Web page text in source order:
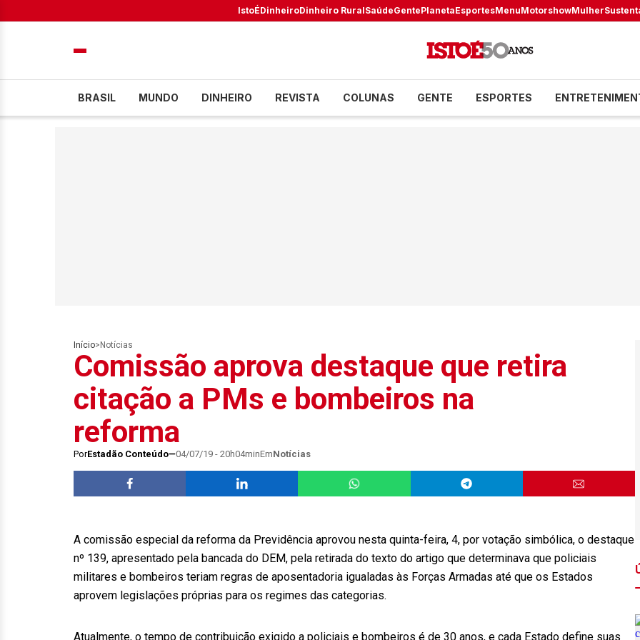
IstoÉDinheiroDinheiro RuralSaúdeGentePlanetaEsportesMenuMotorshowMulher
BRASIL MUNDO DINHEIRO REVISTA COLUNAS GENTE ESPORTES
Início> Notícias
Comissão aprova destaque que retira
citação a PMs e bombeiros na
reforma
PorEstadão Conteúdo 04/07/19 - 20h04minEmNotícias
A comissão especial da reforma da Previdência aprovou nesta quinta-feira, 4, por votação simbólica, o destaque
nº 139, apresentado pela bancada do DEM, pela retirada do texto do artigo que determinava que policiais
militares e bombeiros teriam regras de aposentadoria igualadas às Forças Armadas até que os Estados
aprovem legislações próprias para os regimes das categorias.
Atualmente, o tempo de contribuição exigido a policiais e bombeiros é de 30 anos, e cada Estado define suas